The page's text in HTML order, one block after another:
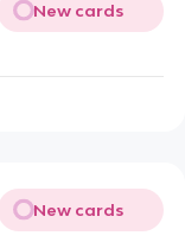
New cards
New cards